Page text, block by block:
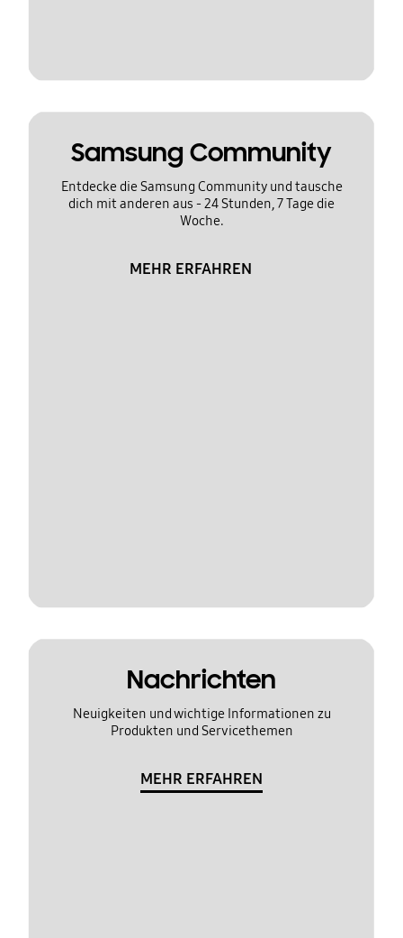
Samsung Community
Entdecke die Samsung Community und tausche
dich mit anderen aus - 24 Stunden, 7 Tage die
Woche.
MEHR ERFAHREN
Nachrichten
Neuigkeiten und wichtige Informationen zu
Produkten und Servicethemen
MEHR ERFAHREN